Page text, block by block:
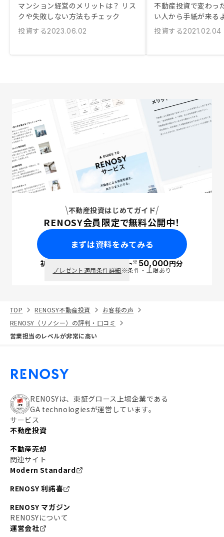
マンション経営のメリットは？ リス
クや失敗しない方法もチェック
投資する2023.06.02
不動産投資で変わっ
い人から手紙が来る
投資する2021.02.04
不動産投資はじめてガイド
RENOSY会員限定で無料公開中！
まずは資料をみてみる
初回面談で ポイント※50,000円分
プレゼント適用条件詳細※条件・上限あり
TOP RENOSY不動産投資
お客様の声
RENOSY（リノシー）の評判・口コミ
営業担当のレベルが非常に高い
RENOSYは、東証グロース上場企業である
GA technologiesが運営しています。
サービス
不動産投資
不動産売却
関連サイト
Modern Standard
RENOSY 利諾喜
RENOSY マガジン
RENOSYについて
運営会社